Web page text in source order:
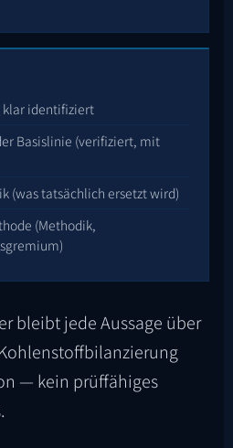
identifiziert
Basislinie (verifiziert, mit
(was tatsächlich ersetzt wird)
(Methodik,
bleibt jede Aussage über
— kein prüffähiges